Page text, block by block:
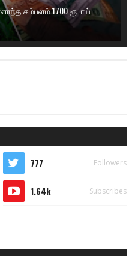
சம்பளம் 1700 ரூபாய்
777 Followers
1.64k Subscribes